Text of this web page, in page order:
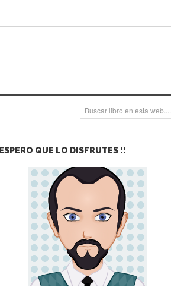
ESPERO QUE LO DISFRUTES !!